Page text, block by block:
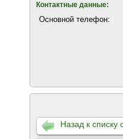
Контактные данные:
Основной телефон:
Назад к списку